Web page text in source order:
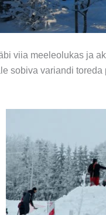
viia meeleolukas ja
sobiva variandi